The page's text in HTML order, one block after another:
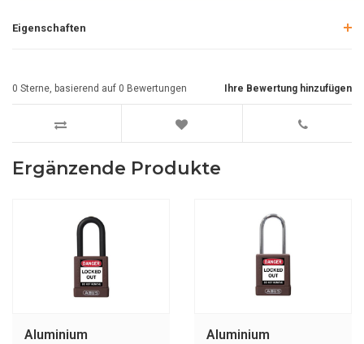
Eigenschaften
Ihre Bewertung hinzufügen
0 Sterne, basierend auf 0 Bewertungen
Ergänzende Produkte
Aluminium
Aluminium